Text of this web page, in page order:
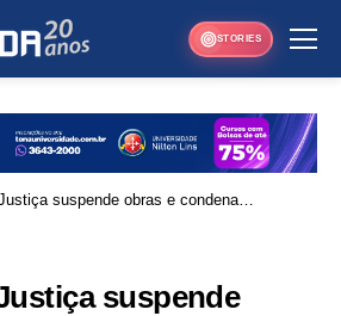
STORIES
suspende obras e condena
suspende